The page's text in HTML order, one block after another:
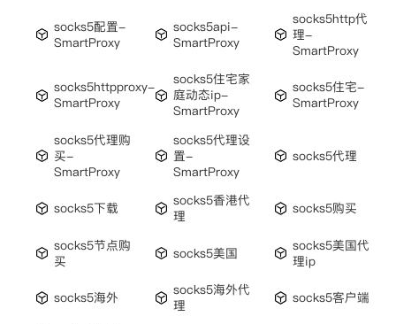
socks5配置-
SmartProxy
socks5api-
SmartProxy
socks5http代
理-
SmartProxy
socks5httpproxy-
SmartProxy
socks5住宅家
庭动态ip-
SmartProxy
socks5住宅-
SmartProxy
socks5代理购
买-
SmartProxy
socks5代理设
置-
SmartProxy
socks5代理
socks5下载
socks5香港代
理
socks5购买
socks5节点购
买
socks5美国
socks5美国代
理ip
socks5海外
socks5海外代
理
socks5客户端